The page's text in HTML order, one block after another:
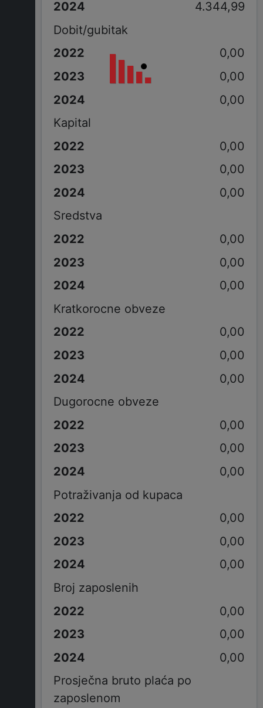
4.344,99
Dobit/gubitak
0,00
0,00
0,00
Kapital
0,00
0,00
0,00
Sredstva
0,00
0,00
0,00
Kratkorocne obveze
0,00
0,00
0,00
Dugorocne obveze
0,00
0,00
0,00
Potraživanja od kupaca
0,00
0,00
0,00
Broj zaposlenih
0,00
0,00
0,00
Prosječna bruto plaća po
zaposlenom